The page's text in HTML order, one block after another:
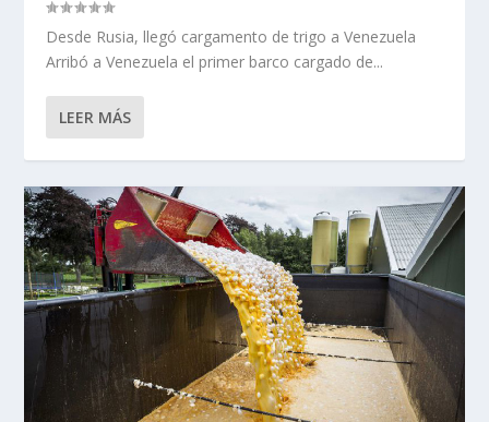
Desde Rusia, llegó cargamento de trigo a Venezuela
Arribó a Venezuela el primer barco cargado de...
LEER MÁS